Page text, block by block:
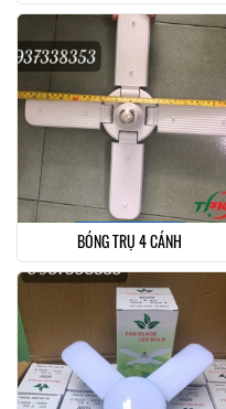
BÓNG TRỤ 4 CÁNH